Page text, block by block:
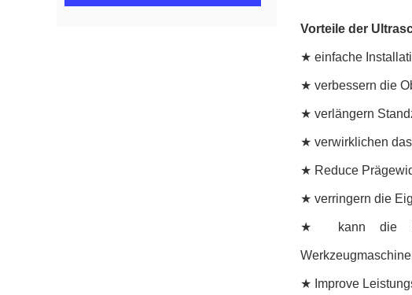
Vorteile der
★ einfache
★ verbessern die
★ verlängern
★ verwirklichen
★ Reduce
★ verringern die
★ kann die
★ Improve